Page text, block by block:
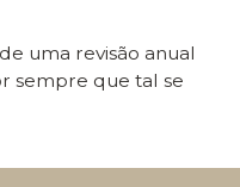
uma revisão anual
sempre que tal se